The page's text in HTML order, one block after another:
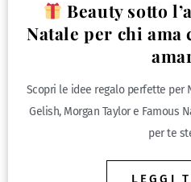
Beauty sotto
Natale per chi ama
Scopri le idee regalo perfette per
Gelish, Morgan Taylor e Famous
per te
LEGGI